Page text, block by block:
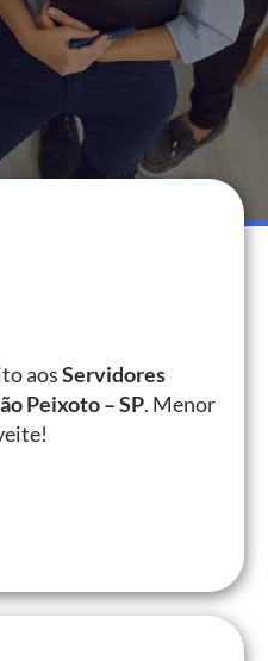
aosServidores
Peixoto – SP. Menor